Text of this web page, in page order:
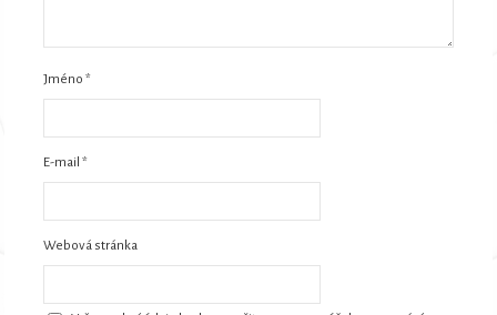
Jméno*
E-mail*
Webová stránka